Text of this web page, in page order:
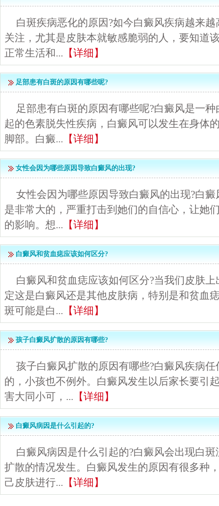
白斑疾病恶化的原因?如今白癜风疾病越来
关注，尤其是皮肤本就敏感脆弱的人，要知道
正常生活和... 【详细】
足部患有白斑的原因有哪些呢?
足部患有白斑的原因有哪些呢?白癜风是一
起的色素脱失性疾病，白癜风可以发生在身体
脚部。白癜... 【详细】
女性会因为哪些原因导致白癜风的出现?
女性会因为哪些原因导致白癜风的出现?白
是非常大的，严重打击到她们的自信心，让她
的影响。想... 【详细】
白癜风和贫血痣应该如何区分?
白癜风和贫血痣应该如何区分?当我们皮肤
定这是白癜风还是其他皮肤病，特别是和贫血
斑可能是白... 【详细】
孩子白癜风扩散的原因有哪些?
孩子白癜风扩散的原因有哪些?白癜风疾病
的，小孩也不例外。白癜风发生以后家长要引
害大同小可，... 【详细】
白癜风病因是什么引起的?
白癜风病因是什么引起的?白癜风会出现白
扩散的情况发生。白癜风发生的原因有很多种
己皮肤进行... 【详细】